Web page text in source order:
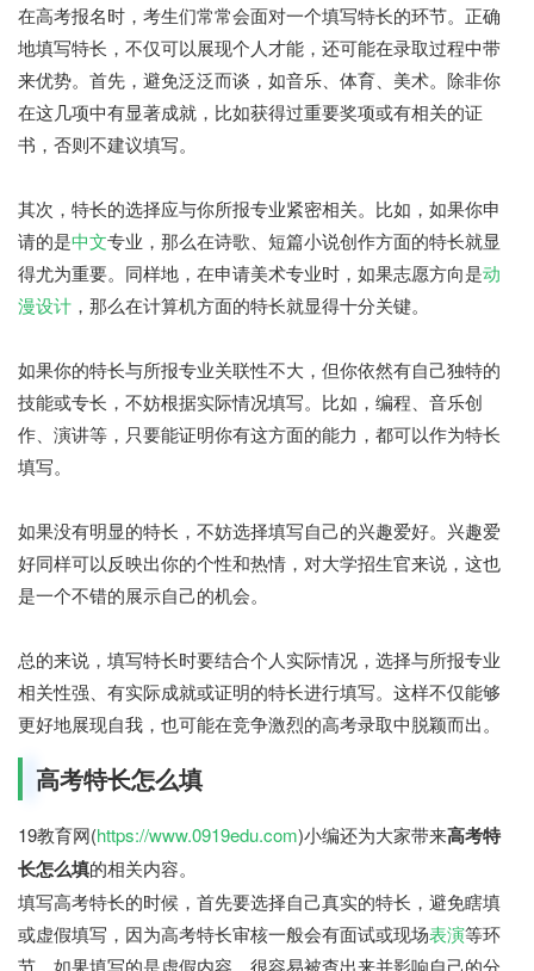
在高考报名时，考生们常常会面对一个填写特长的环节。正确
地填写特长，不仅可以展现个人才能，还可能在录取过程中带
来优势。首先，避免泛泛而谈，如音乐、体育、美术。除非你
在这几项中有显著成就，比如获得过重要奖项或有相关的证
书，否则不建议填写。
其次，特长的选择应与你所报专业紧密相关。比如，如果你申
请的是中文专业，那么在诗歌、短篇小说创作方面的特长就显
得尤为重要。同样地，在申请美术专业时，如果志愿方向是动
漫设计 ，那么在计算机方面的特长就显得十分关键。
如果你的特长与所报专业关联性不大，但你依然有自己独特的
技能或专长，不妨根据实际情况填写。比如，编程、音乐创
作、演讲等，只要能证明你有这方面的能力，都可以作为特长
填写。
如果没有明显的特长，不妨选择填写自己的兴趣爱好。兴趣爱
好同样可以反映出你的个性和热情，对大学招生官来说，这也
是一个不错的展示自己的机会。
总的来说，填写特长时要结合个人实际情况，选择与所报专业
相关性强、有实际成就或证明的特长进行填写。这样不仅能够
更好地展现自我，也可能在竞争激烈的高考录取中脱颖而出。
高考特长怎么填
19教育网(https://www.0919edu.com)小编还为大家带来高考特
长怎么填的相关内容。
填写高考特长的时候，首先要选择自己真实的特长，避免瞎填
或虚假填写，因为高考特长审核一般会有面试或现场表演等环
节，如果填写的是虚假内容，很容易被查出来并影响自己的分